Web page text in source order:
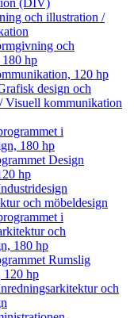
och illustration /
och
hp
120 hp
design och
Visuell kommunikation
i
180 hp
Design
hp
och möbeldesign
i
och
180 hp
Rumslig
120 hp
och